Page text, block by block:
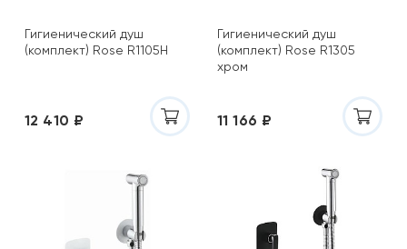
Гигиенический душ
(комплект) Rose R1105H
12 410 ₽
Гигиенический душ
(комплект) Rose R1305
хром
11 166 ₽